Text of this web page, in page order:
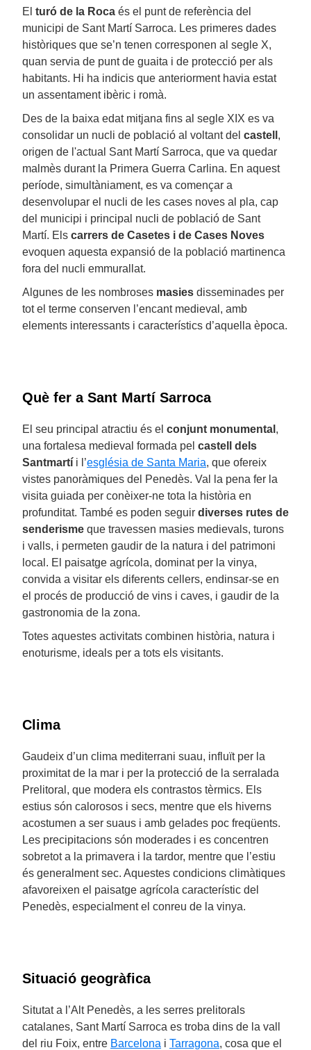
El turó de la Roca és el punt de referència del
municipi de Sant Martí Sarroca. Les primeres dades
històriques que se’n tenen corresponen al segle X,
quan servia de punt de guaita i de protecció per als
habitants. Hi ha indicis que anteriorment havia estat
un assentament ibèric i romà.
Des de la baixa edat mitjana fins al segle XIX es va
consolidar un nucli de població al voltant del castell ,
origen de l'actual Sant Martí Sarroca, que va quedar
malmès durant la Primera Guerra Carlina. En aquest
període, simultàniament, es va començar a
desenvolupar el nucli de les cases noves al pla, cap
del municipi i principal nucli de població de Sant
Martí. Els carrers de Casetes i de Cases Noves
evoquen aquesta expansió de la població martinenca
fora del nucli emmurallat.
Algunes de les nombroses masies disseminades per
tot el terme conserven l’encant medieval, amb
elements interessants i característics d’aquella època.
Què fer a Sant Martí Sarroca
El seu principal atractiu és el conjunt monumental ,
una fortalesa medieval formada pel castell dels
Santmartí i l’església de Santa Maria, que ofereix
vistes panoràmiques del Penedès. Val la pena fer la
visita guiada per conèixer-ne tota la història en
profunditat. També es poden seguir diverses rutes de
senderisme que travessen masies medievals, turons
i valls, i permeten gaudir de la natura i del patrimoni
local. El paisatge agrícola, dominat per la vinya,
convida a visitar els diferents cellers, endinsar-se en
el procés de producció de vins i caves, i gaudir de la
gastronomia de la zona.
Totes aquestes activitats combinen història, natura i
enoturisme, ideals per a tots els visitants.
Clima
Gaudeix d’un clima mediterrani suau, influït per la
proximitat de la mar i per la protecció de la serralada
Prelitoral, que modera els contrastos tèrmics. Els
estius són calorosos i secs, mentre que els hiverns
acostumen a ser suaus i amb gelades poc freqüents.
Les precipitacions són moderades i es concentren
sobretot a la primavera i la tardor, mentre que l’estiu
és generalment sec. Aquestes condicions climàtiques
afavoreixen el paisatge agrícola característic del
Penedès, especialment el conreu de la vinya.
Situació geogràfica
Situtat a l’Alt Penedès, a les serres prelitorals
catalanes, Sant Martí Sarroca es troba dins de la vall
del riu Foix, entre Barcelona i Tarragona, cosa que el